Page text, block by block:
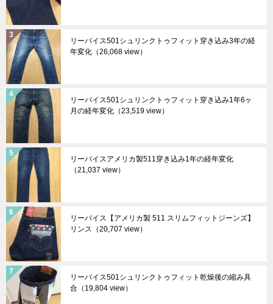
リーバイス501シュリンクトゥフィット穿き込み3年の経
年変化 （26,068 view）
リーバイス501シュリンクトゥフィット穿き込み1年6ヶ
月の経年変化 （23,519 view）
リーバイスアメリカ製511穿き込み1年の経年変化
（21,037 view）
リーバイス【アメリカ製 511 スリムフィットジーンズ】
リンス （20,707 view）
リーバイス501シュリンクトゥフィット乾燥後の縮み具
合 （19,804 view）